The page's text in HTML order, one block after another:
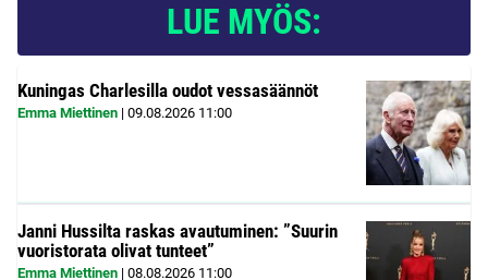
LUE MYÖS:
Kuningas Charlesilla oudot vessasäännöt
Emma Miettinen | 09.08.2026 11:00
Janni Hussilta raskas avautuminen: ”Suurin
vuoristorata olivat tunteet”
Emma Miettinen | 08.08.2026 11:00